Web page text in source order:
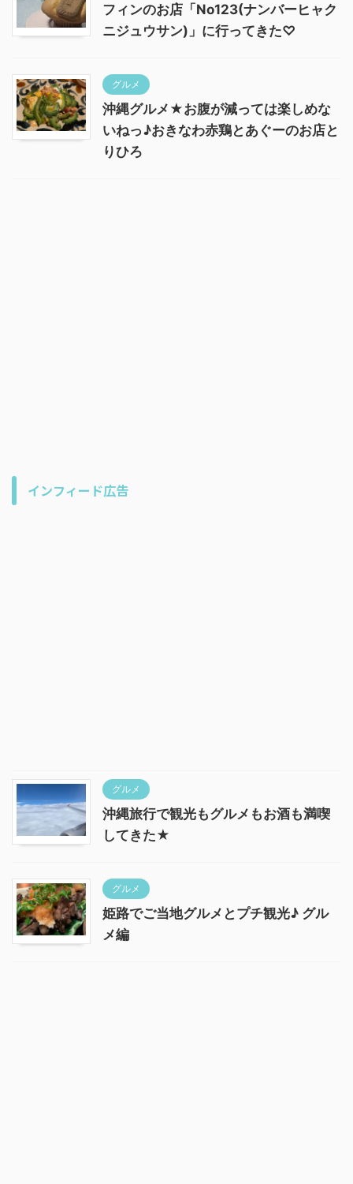
フィンのお店「No123(ナンバーヒャク
ニジュウサン)」に行ってきた♡
グルメ
沖縄グルメ★お腹が減っては楽しめな
いねっ♪おきなわ赤鶏とあぐーのお店と
りひろ
インフィード広告
グルメ
沖縄旅行で観光もグルメもお酒も満喫
してきた★
グルメ
姫路でご当地グルメとプチ観光♪ グル
メ編